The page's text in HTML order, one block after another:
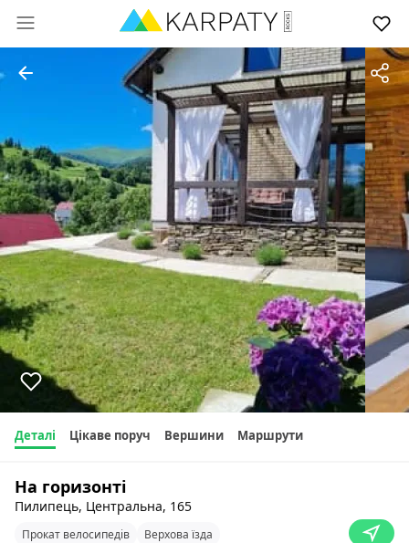
Деталі Цікаве поруч Вершини Маршрути
На горизонті
Пилипець, Центральна, 165
Прокат велосипедів Верхова їзда